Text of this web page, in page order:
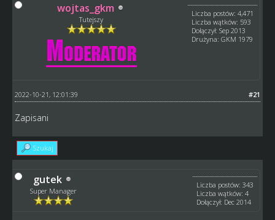
wojtas_gkm
Tutejszy
Liczba postów: 4,471
Liczba wątków: 593
Dołączył: Sep 2013
Drużyna: GKM 1979
#21
2022-10-21, 12:01:39
Zapisani
Szukaj
gutek
Super Manager
Liczba postów: 343
Liczba wątków: 4
Dołączył: Dec 2014